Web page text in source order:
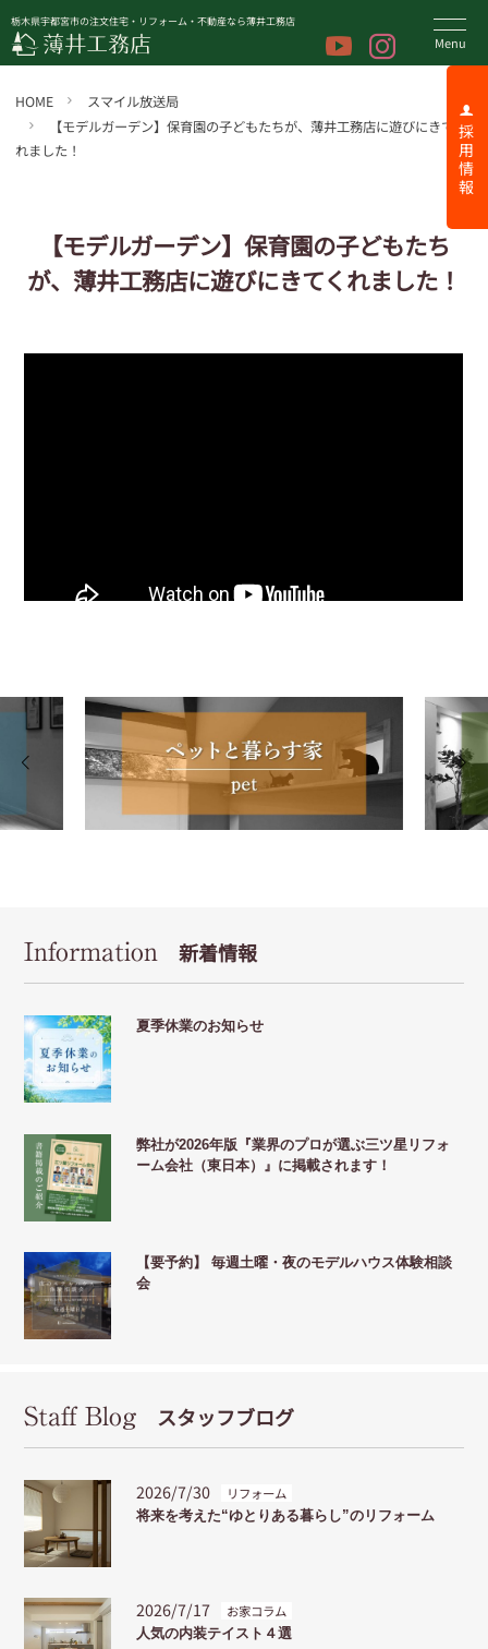
栃木県宇都宮市の注文住宅・リフォーム・不動産なら薄井工務店
採 用 情 報
HOME
スマイル放送局
【モデルガーデン】保育園の子どもたちが、薄井工務店に遊びにきてく
れました！
【モデルガーデン】保育園の子どもたち
が、薄井工務店に遊びにきてくれました！
Information 新着情報
夏季休業のお知らせ
弊社が2026年版『業界のプロが選ぶ三ツ星リフォ
ーム会社（東日本）』に掲載されます！
【要予約】 毎週土曜・夜のモデルハウス体験相談
会
Staff Blog スタッフブログ
2026/7/30 リフォーム
将来を考えた“ゆとりある暮らし”のリフォーム
2026/7/17 お家コラム
人気の内装テイスト４選